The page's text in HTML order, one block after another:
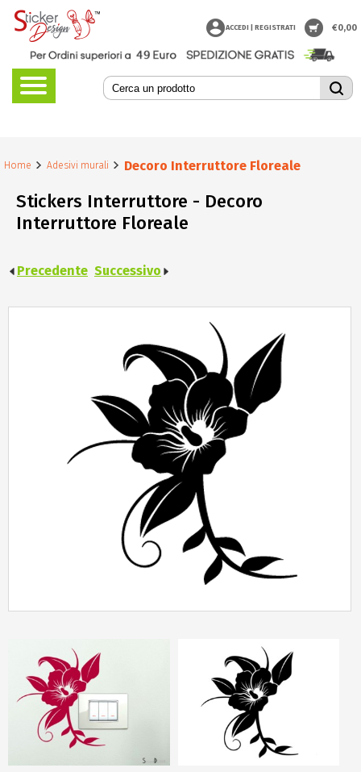
Home Adesivi murali Decoro Interruttore Floreale
Stickers Interruttore - Decoro
Interruttore Floreale
Precedente Successivo
ACCEDI | REGISTRATI €0,00